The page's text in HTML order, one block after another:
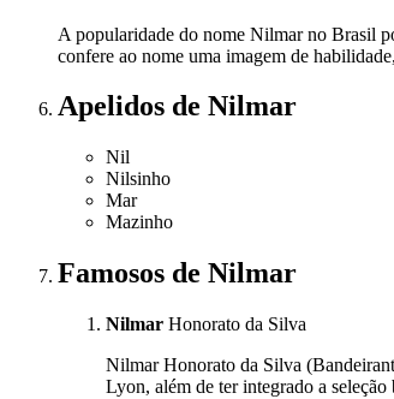
A popularidade do nome Nilmar no Brasil
confere ao nome uma imagem de
Apelidos de Nilmar
Nil
Nilsinho
Mar
Mazinho
Famosos de Nilmar
Nilmar Honorato da Silva
Nilmar Honorato da Silva
Lyon, além de ter integrado a seleção